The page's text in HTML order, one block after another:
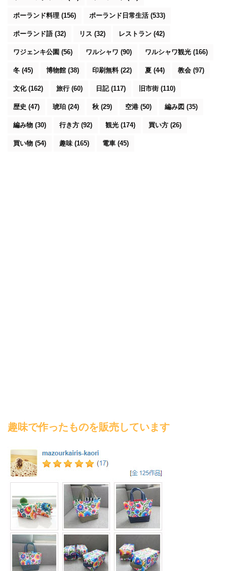
ポーランド料理 (156) ポーランド日常生活(533)
ポーランド語(32) リス (32) レストラン (42)
ワジェンキ公園 (56) ワルシャワ (90) ワルシャワ観光 (166)
冬 (45) 博物館 (38) 印刷無料(22) 夏 (44) 教会 (97)
文化(162) 旅行 (60) 日記(117) 旧市街 (110)
歴史 (47) 琥珀 (24) 秋 (29) 空港 (50) 編み図 (35)
編み物 (30) 行き方 (92) 観光 (174) 買い方 (26)
買い物 (54) 趣味 (165) 電車 (45)
趣味で作ったものを販売しています